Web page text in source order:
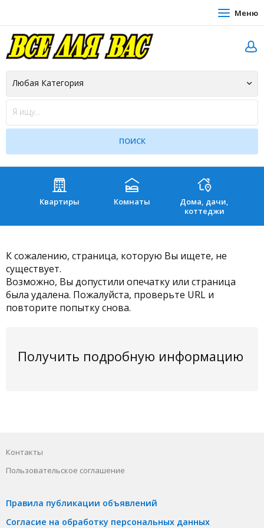
Меню
Квартиры Комнаты
Дома, дачи,
коттеджи
К сожалению, страница, которую Вы ищете, не
существует.
Возможно, Вы допустили опечатку или страница
была удалена. Пожалуйста, проверьте URL и
повторите попытку снова.
Получить подробную информацию
Контакты
Пользовательское соглашение
Правила публикации объявлений
Согласие на обработку персональных данных